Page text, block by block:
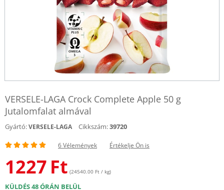
VERSELE-LAGA Crock Complete Apple 50 g
Jutalomfalat almával
Gyártó:VERSELE-LAGA Cikkszám:39720
6 Vélemények Értékelje Ön is
1227 Ft (24540.00 Ft / kg)
KÜLDÉS 48 ÓRÁN BELÜL